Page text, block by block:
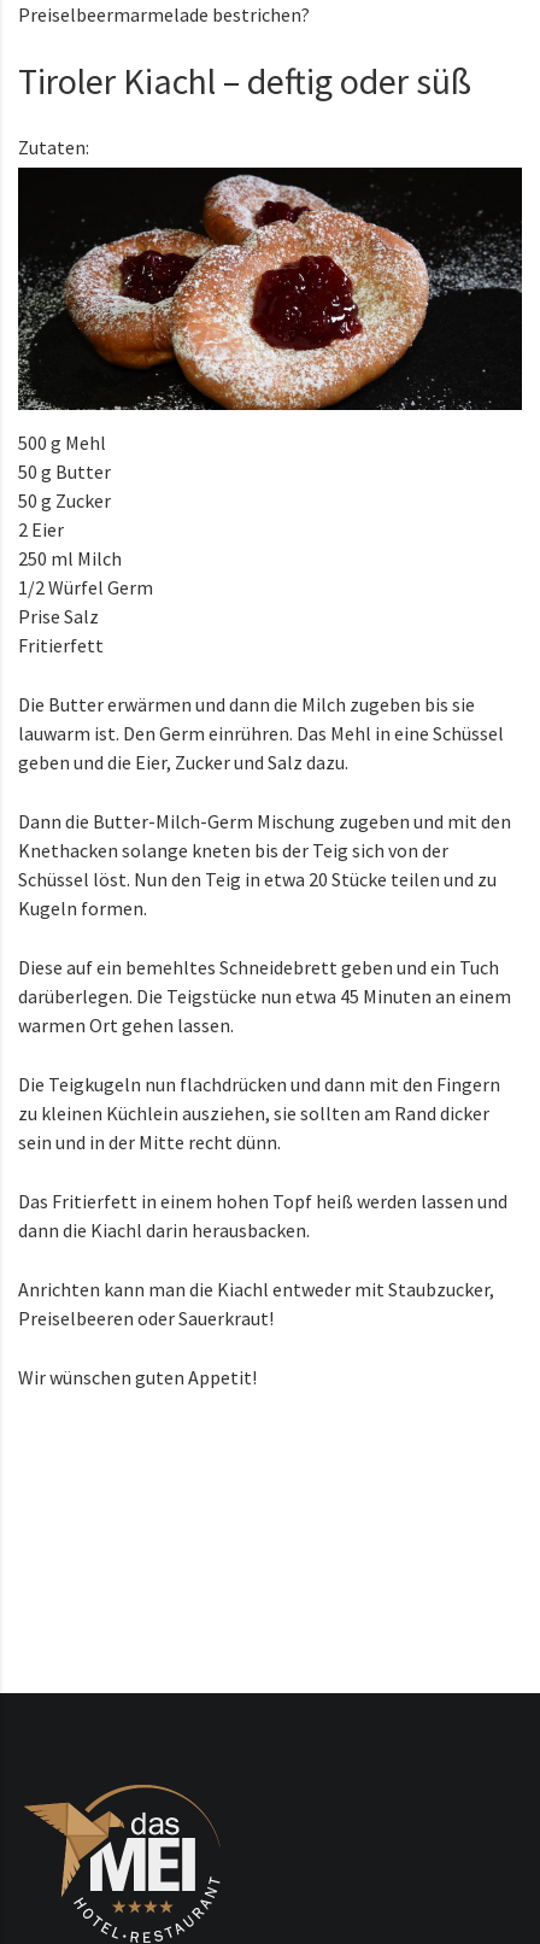
Preiselbeermarmelade bestrichen?
Tiroler Kiachl – deftig oder süß
Zutaten:
500 g Mehl
50 g Butter
50 g Zucker
2 Eier
250 ml Milch
1/2 Würfel Germ
Prise Salz
Fritierfett
Die Butter erwärmen und dann die Milch zugeben bis sie
lauwarm ist. Den Germ einrühren. Das Mehl in eine Schüssel
geben und die Eier, Zucker und Salz dazu.
Dann die Butter-Milch-Germ Mischung zugeben und mit den
Knethacken solange kneten bis der Teig sich von der
Schüssel löst. Nun den Teig in etwa 20 Stücke teilen und zu
Kugeln formen.
Diese auf ein bemehltes Schneidebrett geben und ein Tuch
darüberlegen. Die Teigstücke nun etwa 45 Minuten an einem
warmen Ort gehen lassen.
Die Teigkugeln nun flachdrücken und dann mit den Fingern
zu kleinen Küchlein ausziehen, sie sollten am Rand dicker
sein und in der Mitte recht dünn.
Das Fritierfett in einem hohen Topf heiß werden lassen und
dann die Kiachl darin herausbacken.
Anrichten kann man die Kiachl entweder mit Staubzucker,
Preiselbeeren oder Sauerkraut!
Wir wünschen guten Appetit!